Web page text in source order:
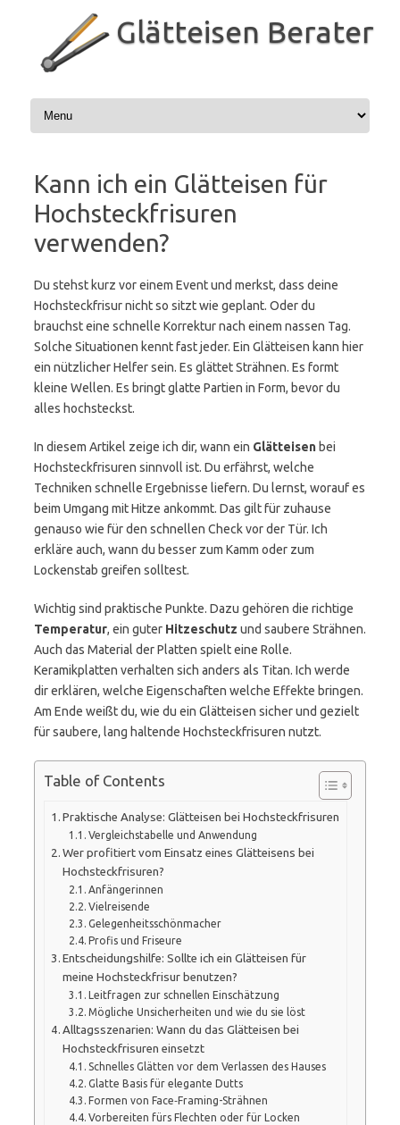
Glätteisen Berater
Kann ich ein Glätteisen für
Hochsteckfrisuren
verwenden?
Du stehst kurz vor einem Event und merkst, dass deine
Hochsteckfrisur nicht so sitzt wie geplant. Oder du
brauchst eine schnelle Korrektur nach einem nassen Tag.
Solche Situationen kennt fast jeder. Ein Glätteisen kann hier
ein nützlicher Helfer sein. Es glättet Strähnen. Es formt
kleine Wellen. Es bringt glatte Partien in Form, bevor du
alles hochsteckst.
In diesem Artikel zeige ich dir, wann ein Glätteisen bei
Hochsteckfrisuren sinnvoll ist. Du erfährst, welche
Techniken schnelle Ergebnisse liefern. Du lernst, worauf es
beim Umgang mit Hitze ankommt. Das gilt für zuhause
genauso wie für den schnellen Check vor der Tür. Ich
erkläre auch, wann du besser zum Kamm oder zum
Lockenstab greifen solltest.
Wichtig sind praktische Punkte. Dazu gehören die richtige
Temperatur, ein guter Hitzeschutz und saubere Strähnen.
Auch das Material der Platten spielt eine Rolle.
Keramikplatten verhalten sich anders als Titan. Ich werde
dir erklären, welche Eigenschaften welche Effekte bringen.
Am Ende weißt du, wie du ein Glätteisen sicher und gezielt
für saubere, lang haltende Hochsteckfrisuren nutzt.
Table of Contents
Praktische Analyse: Glätteisen bei Hochsteckfrisuren
Vergleichstabelle und Anwendung
Wer profitiert vom Einsatz eines Glätteisens bei
Hochsteckfrisuren?
Anfängerinnen
Vielreisende
Gelegenheitsschönmacher
Profis und Friseure
Entscheidungshilfe: Sollte ich ein Glätteisen für
meine Hochsteckfrisur benutzen?
Leitfragen zur schnellen Einschätzung
Mögliche Unsicherheiten und wie du sie löst
Alltagsszenarien: Wann du das Glätteisen bei
Hochsteckfrisuren einsetzt
Schnelles Glätten vor dem Verlassen des Hauses
Glatte Basis für elegante Dutts
Formen von Face‑Framing-Strähnen
Vorbereiten fürs Flechten oder für Locken